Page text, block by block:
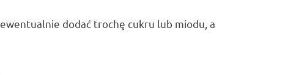
dodać trochę cukru lub miodu, a